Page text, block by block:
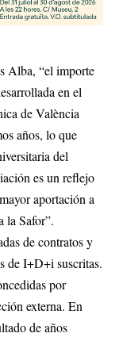
Alba, “el importe
en el
de València
años, lo que
del
es un reflejo
aportación a
la Safor”.
de contratos y
de I+D+i suscritas.
por
externa. En
de años